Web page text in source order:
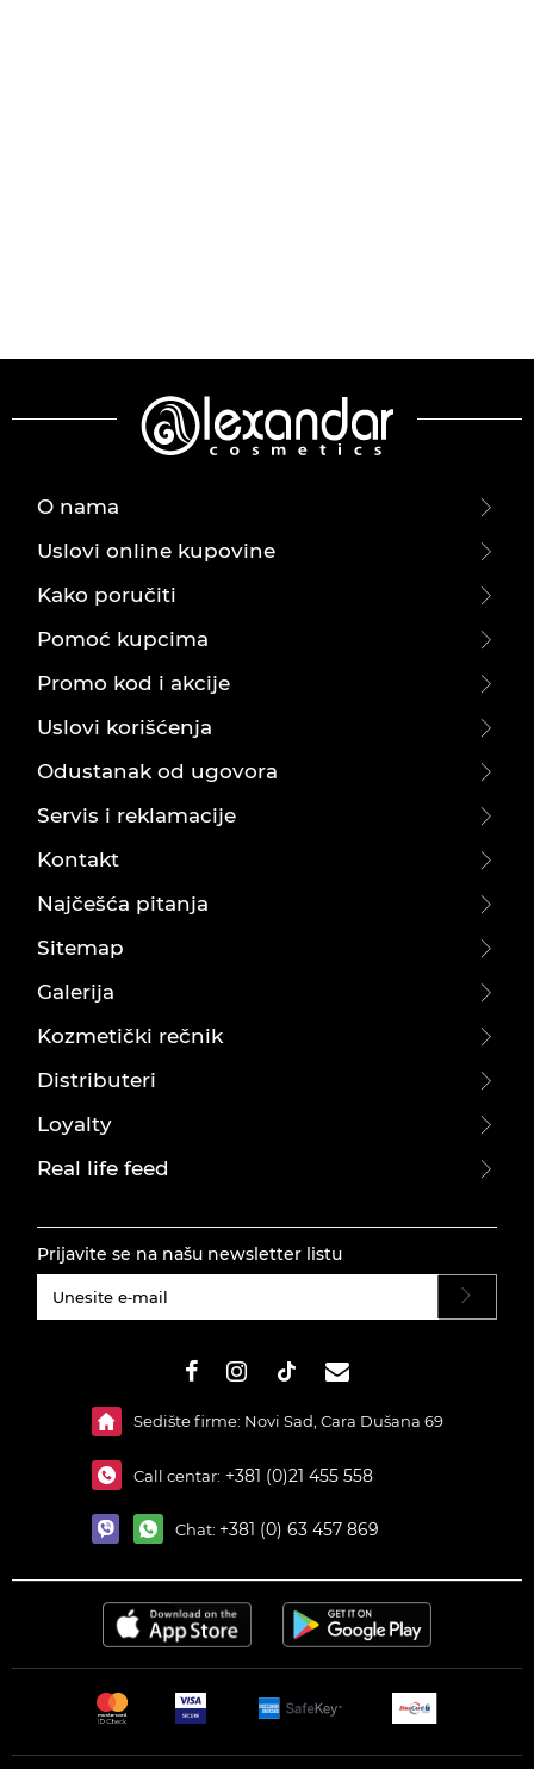
O nama
Uslovi online kupovine
Kako poručiti
Pomoć kupcima
Promo kod i akcije
Uslovi korišćenja
Odustanak od ugovora
Servis i reklamacije
Kontakt
Najčešća pitanja
Sitemap
Galerija
Kozmetički rečnik
Distributeri
Loyalty
Real life feed
Prijavite se na našu newsletter listu
Sedište firme: Novi Sad, Cara Dušana 69
Call centar: +381 (0)21 455 558
Chat: +381 (0) 63 457 869